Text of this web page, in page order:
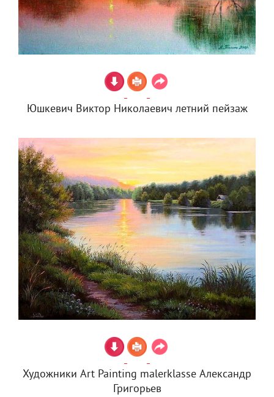
Юшкевич Виктор Николаевич летний пейзаж
Художники Art Painting malerklasse Александр
Григорьев